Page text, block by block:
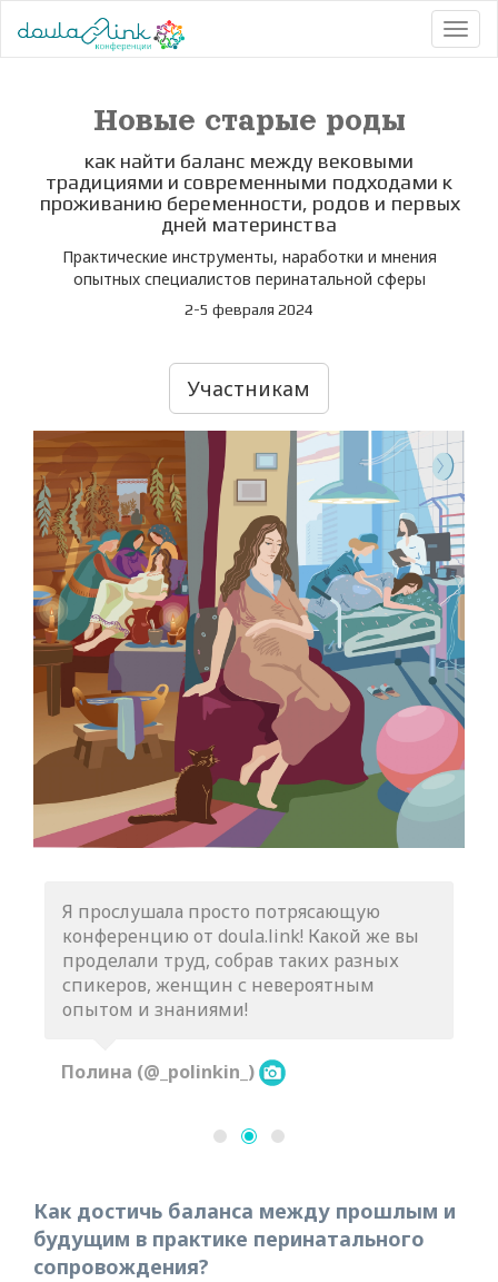
Новые старые роды
как найти баланс между вековыми
традициями и современными подходами к
проживанию беременности, родов и первых
дней материнства
Практические инструменты, наработки и мнения
опытных специалистов перинатальной сферы
2-5 февраля 2024
Участникам
Я прослушала просто потрясающую
конференцию от doula.link! Какой же вы
проделали труд, собрав таких разных
спикеров, женщин с невероятным
опытом и знаниями!
Полина (@_polinkin_)
Как достичь баланса между прошлым и
будущим в практике перинатального
сопровождения?